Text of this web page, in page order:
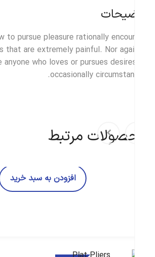
how to pursue pleasure rationally
that are extremely painful. Nor
there anyone who loves or pursues
occasionally
مرتبط
افزودن به سبد خرید